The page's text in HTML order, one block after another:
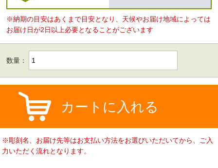
※納期の目安はあくまで目安となり、天候やお届け地域によっては
お届け日が2日以上必要となることがございます
数量：
カートに入れる
※彫刻名、お届け先等はお支払い方法をお選びいただいてから、ご入
力いただく流れとなります。